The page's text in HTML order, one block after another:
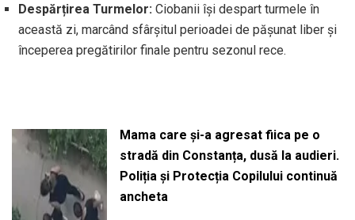
Despărțirea Turmelor: Ciobanii își despart turmele în
această zi, marcând sfârșitul perioadei de pășunat liber și
începerea pregătirilor finale pentru sezonul rece.
Mama care și-a agresat fiica pe o
stradă din Constanța, dusă la audieri.
Poliția și Protecția Copilului continuă
ancheta